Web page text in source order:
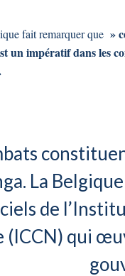
fait remarquer que »
un impératif dans les
La
de
(ICCN) qui